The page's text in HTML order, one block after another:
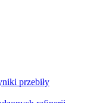
przebiły